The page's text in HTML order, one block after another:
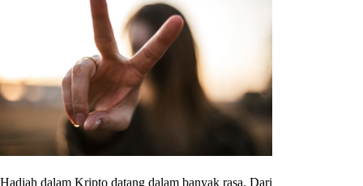
Hadiah dalam Kripto datang dalam banyak rasa. Dari